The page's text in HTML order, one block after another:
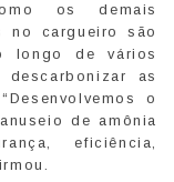
os demais
no cargueiro são
longo de vários
as
o
de amônia
eficiência,